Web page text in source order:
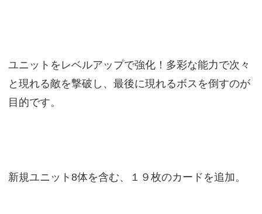
ユニットをレベルアップで強化！多彩な能力で次々
と現れる敵を撃破し、最後に現れるボスを倒すのが
目的です。
新規ユニット8体を含む、１９枚のカードを追加。